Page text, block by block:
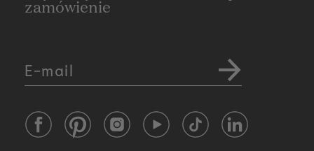
zamówienie
E-mail
FacebookPinterestInstagramYouTubeTikTokLinkedIn